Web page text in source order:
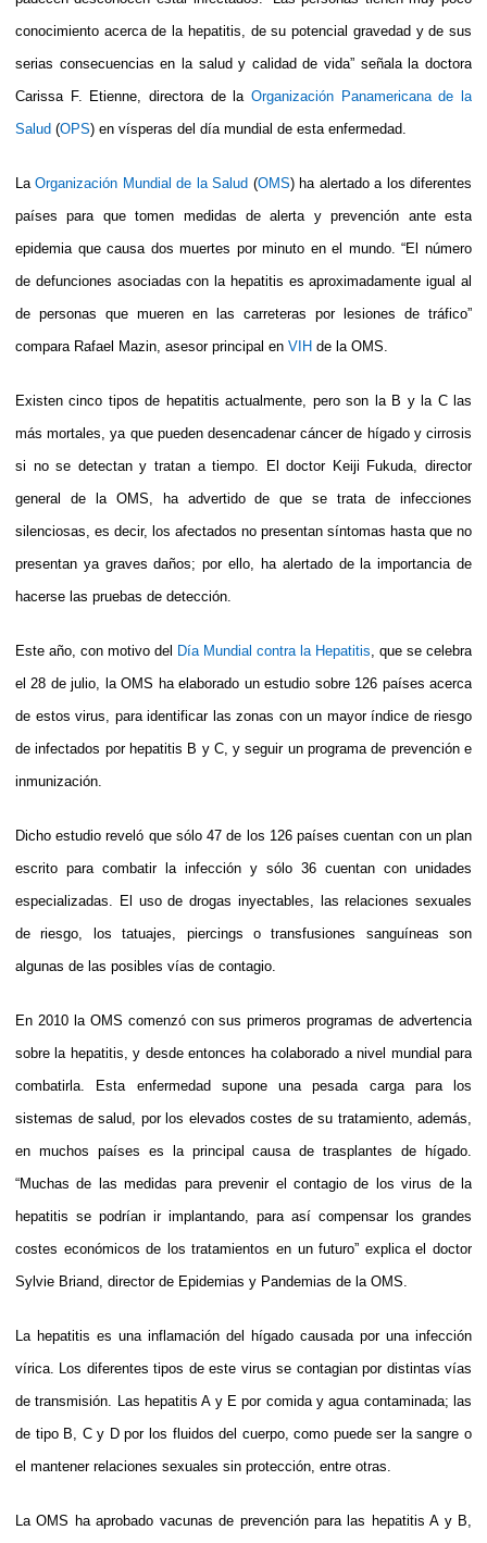
conocimiento acerca de la hepatitis, de su potencial gravedad y de sus
serias consecuencias en la salud y calidad de vida” señala la doctora
Carissa F. Etienne, directora de la Organización Panamericana de la
Salud (OPS) en vísperas del día mundial de esta enfermedad.
LaOrganización Mundial de la Salud (OMS) ha alertado a los diferentes
países para que tomen medidas de alerta y prevención ante esta
epidemia que causa dos muertes por minuto en el mundo. “El número
de defunciones asociadas con la hepatitis es aproximadamente igual al
de personas que mueren en las carreteras por lesiones de tráfico”
compara Rafael Mazin, asesor principal en VIH de la OMS.
Existen cinco tipos de hepatitis actualmente, pero son la B y la C las
más mortales, ya que pueden desencadenar cáncer de hígado y cirrosis
si no se detectan y tratan a tiempo. El doctor Keiji Fukuda, director
general de la OMS, ha advertido de que se trata de infecciones
silenciosas, es decir, los afectados no presentan síntomas hasta que no
presentan ya graves daños; por ello, ha alertado de la importancia de
hacerse las pruebas de detección.
Este año, con motivo del Día Mundial contra la Hepatitis , que se celebra
el 28 de julio, la OMS ha elaborado un estudio sobre 126 países acerca
de estos virus, para identificar las zonas con un mayor índice de riesgo
de infectados por hepatitis B y C, y seguir un programa de prevención e
inmunización.
Dicho estudio reveló que sólo 47 de los 126 países cuentan con un plan
escrito para combatir la infección y sólo 36 cuentan con unidades
especializadas. El uso de drogas inyectables, las relaciones sexuales
de riesgo, los tatuajes, piercings o transfusiones sanguíneas son
algunas de las posibles vías de contagio.
En 2010 la OMS comenzó con sus primeros programas de advertencia
sobre la hepatitis, y desde entonces ha colaborado a nivel mundial para
combatirla. Esta enfermedad supone una pesada carga para los
sistemas de salud, por los elevados costes de su tratamiento, además,
en muchos países es la principal causa de trasplantes de hígado.
“Muchas de las medidas para prevenir el contagio de los virus de la
hepatitis se podrían ir implantando, para así compensar los grandes
costes económicos de los tratamientos en un futuro” explica el doctor
Sylvie Briand, director de Epidemias y Pandemias de la OMS.
La hepatitis es una inflamación del hígado causada por una infección
vírica. Los diferentes tipos de este virus se contagian por distintas vías
de transmisión. Las hepatitis A y E por comida y agua contaminada; las
de tipo B, C y D por los fluidos del cuerpo, como puede ser la sangre o
el mantener relaciones sexuales sin protección, entre otras.
La OMS ha aprobado vacunas de prevención para las hepatitis A y B,